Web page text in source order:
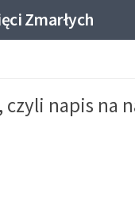
Zmarłych
napis na